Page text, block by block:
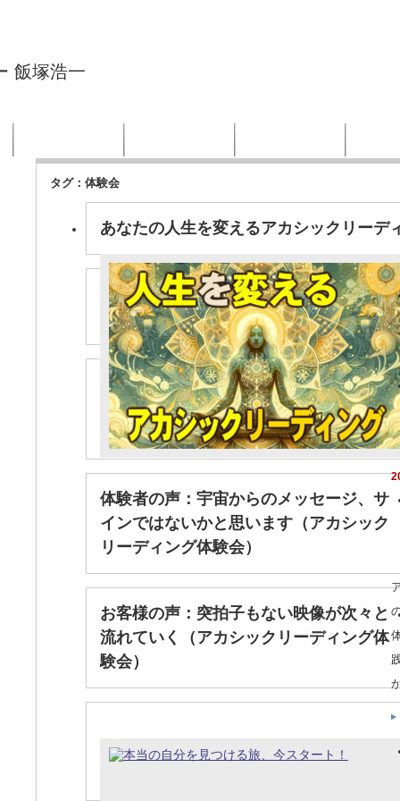
飯塚浩一
タグ：体験会
あなたの人生を変えるアカシックリーデ
体験者の声：宇宙からのメッセージ、サ
インではないかと思います（アカシック
リーディング体験会）
お客様の声：突拍子もない映像が次々と
流れていく（アカシックリーディング体
験会）
ページ上部へ戻る